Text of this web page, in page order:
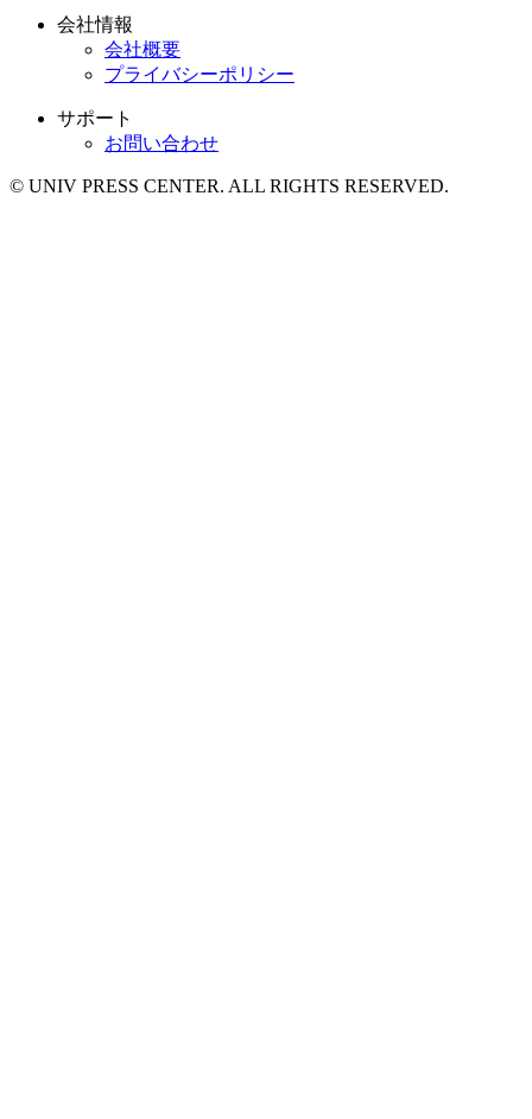
会社情報
会社概要
プライバシーポリシー
サポート
お問い合わせ
© UNIV PRESS CENTER. ALL RIGHTS RESERVED.